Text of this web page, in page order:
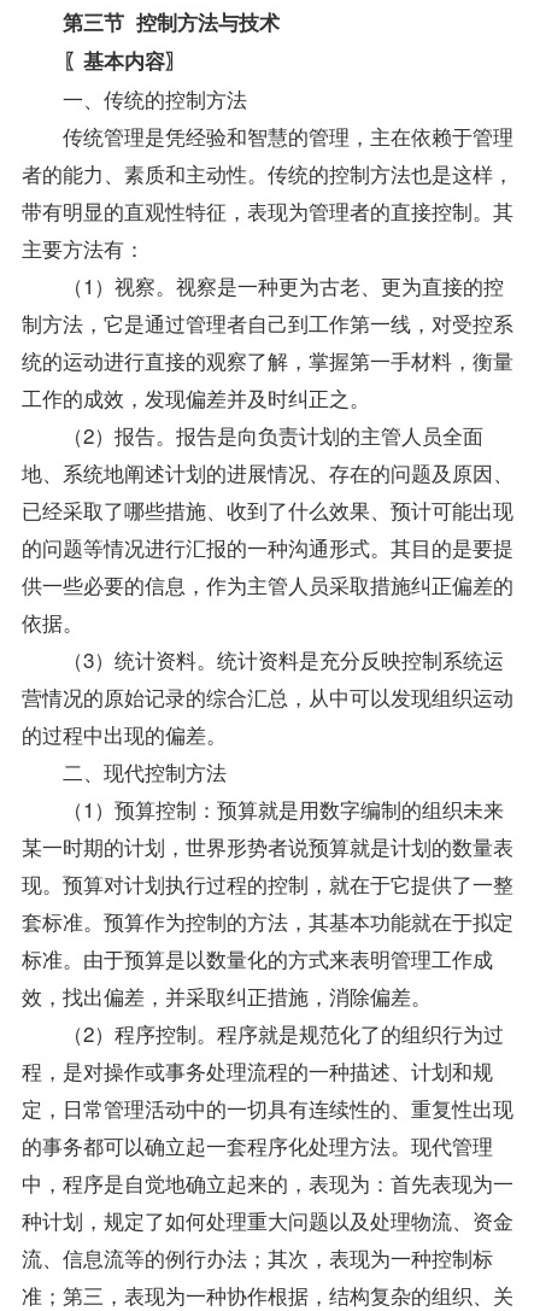
第三节 控制方法与技术
〖基本内容〗
一、传统的控制方法
传统管理是凭经验和智慧的管理，主在依赖于管理
者的能力、素质和主动性。传统的控制方法也是这样，
带有明显的直观性特征，表现为管理者的直接控制。其
主要方法有：
（1）视察。视察是一种更为古老、更为直接的控
制方法，它是通过管理者自己到工作第一线，对受控系
统的运动进行直接的观察了解，掌握第一手材料，衡量
工作的成效，发现偏差并及时纠正之。
（2）报告。报告是向负责计划的主管人员全面
地、系统地阐述计划的进展情况、存在的问题及原因、
已经采取了哪些措施、收到了什么效果、预计可能出现
的问题等情况进行汇报的一种沟通形式。其目的是要提
供一些必要的信息，作为主管人员采取措施纠正偏差的
依据。
（3）统计资料。统计资料是充分反映控制系统运
营情况的原始记录的综合汇总，从中可以发现组织运动
的过程中出现的偏差。
二、现代控制方法
（1）预算控制：预算就是用数字编制的组织未来
某一时期的计划，世界形势者说预算就是计划的数量表
现。预算对计划执行过程的控制，就在于它提供了一整
套标准。预算作为控制的方法，其基本功能就在于拟定
标准。由于预算是以数量化的方式来表明管理工作成
效，找出偏差，并采取纠正措施，消除偏差。
（2）程序控制。程序就是规范化了的组织行为过
程，是对操作或事务处理流程的一种描述、计划和规
定，日常管理活动中的一切具有连续性的、重复性出现
的事务都可以确立起一套程序化处理方法。现代管理
中，程序是自觉地确立起来的，表现为：首先表现为一
种计划，规定了如何处理重大问题以及处理物流、资金
流、信息流等的例行办法；其次，表现为一种控制标
准；第三，表现为一种协作根据，结构复杂的组织、关